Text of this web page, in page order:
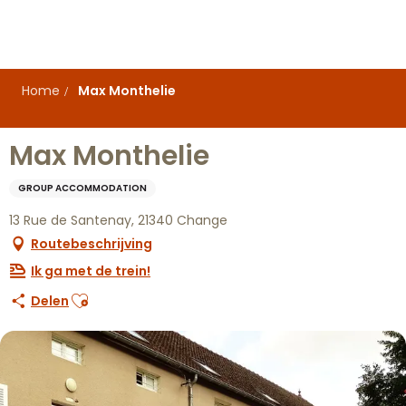
principal
Home
Max Monthelie
Max Monthelie
GROUP ACCOMMODATION
13 Rue de Santenay, 21340 Change
Routebeschrijving
Ik ga met de trein!
Delen Ajouter aux favoris